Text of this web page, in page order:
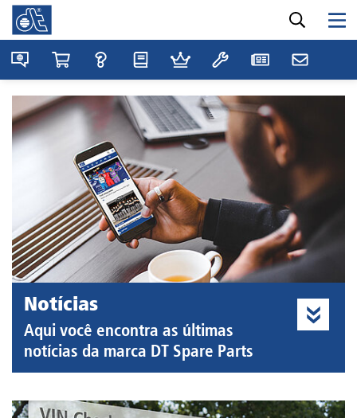
Notícias
Aqui você encontra as últimas
notícias da marca DT Spare Parts